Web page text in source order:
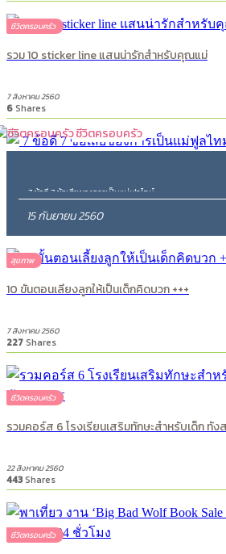
ชีวิตครอบครัว
รวม 10 sticker line แสนน่ารักสำหรับคุณแม่
7 สิงหาคม 2560
6Shares
ชีวิตครอบครัว
7 ข้อดี 7 ข้อเสียของการเป็นแม่ฟูลไทม์
15 กันยายน 2560
สุขภาพ
10 ขั้นตอนเลี้ยงลูกให้เป็นเด็กคิดบวก +++
7 สิงหาคม 2560
227Shares
ชีวิตครอบครัว
รวมคอร์ส 6 โรงเรียนเสริมทักษะสำหรับเด็ก ทั้ง
22 สิงหาคม 2560
443Shares
ชีวิตครอบครัว